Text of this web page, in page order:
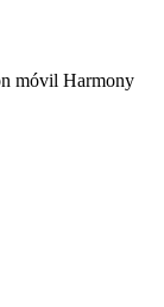
móvil Harmony